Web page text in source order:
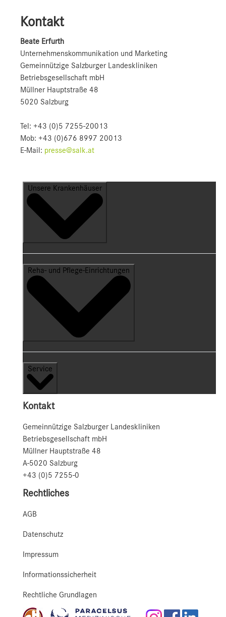
Kontakt
Beate Erfurth
Unternehmens­kommunikation und Marketing
Gemeinnützige Salzburger Landeskliniken
Betriebsgesellschaft mbH
Müllner Hauptstraße 48
5020 Salzburg
Tel: +43 (0)5 7255-20013
Mob: +43 (0)676 8997 20013
E-Mail: presse@salk.at
Unsere Krankenhäuser
Reha- und Pflege-Einrichtungen
Service
Kontakt
Gemeinnützige Salzburger Landeskliniken
Betriebsgesellschaft mbH
Müllner Hauptstraße 48
A-5020 Salzburg
+43 (0)5 7255-0
Rechtliches
AGB
Datenschutz
Impressum
Informationssicherheit
Rechtliche Grundlagen